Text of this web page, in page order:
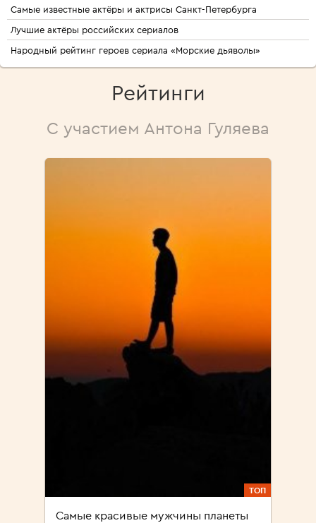
Самые известные актёры и актрисы Санкт-Петербурга
Лучшие актёры российских сериалов
Народный рейтинг героев сериала «Морские дьяволы»
Рейтинги
С участием Антона Гуляева
ТОП
Самые красивые мужчины планеты